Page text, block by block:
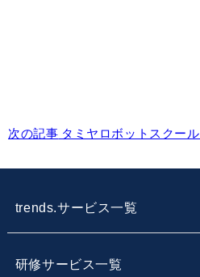
次の記事 タミヤロボットスクー
trends.サービス一覧
研修サービス一覧